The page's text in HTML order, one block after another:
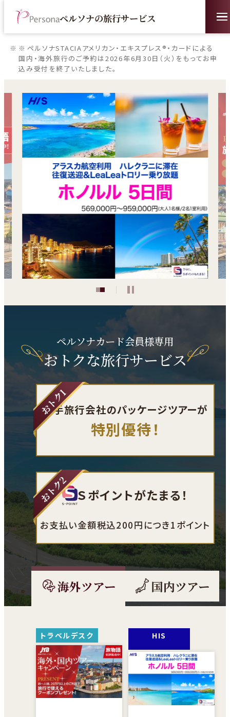
ペルソナの旅行サービス
ペルソナSTACIAアメリカン・エキスプレス®・カードによる
国内・海外旅行のご予約は2026年6月30日（火）をもってお申
込み受付を終了いたしました。
外
部
サ
イ
ウ
ン
ド
ウ
開
す
部
イ
ト
を
別
ウ
イ
ン
ド
ウ
開
ペルソナカード会員様専用
おトクな旅行サービス
大手旅行会社のパッケージツアーが
特別優待！
Ｓポイントがたまる！
お支払い金額税込200円につき1ポイント
海外ツアー 国内ツアー
外
部
サ
イ
外
部
サ
イ